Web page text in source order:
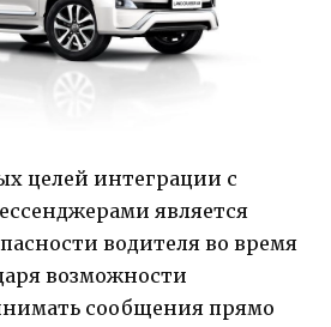
целей интеграции с
является
водителя во время
возможности
сообщения прямо